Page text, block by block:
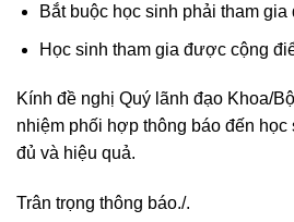
Bắt buộc học sinh phải tham gia
Học sinh tham gia được cộng
Kính đề nghị Quý lãnh đạo Khoa/
nhiệm phối hợp thông báo đến học
đủ và hiệu quả.
Trân trọng thông báo./.